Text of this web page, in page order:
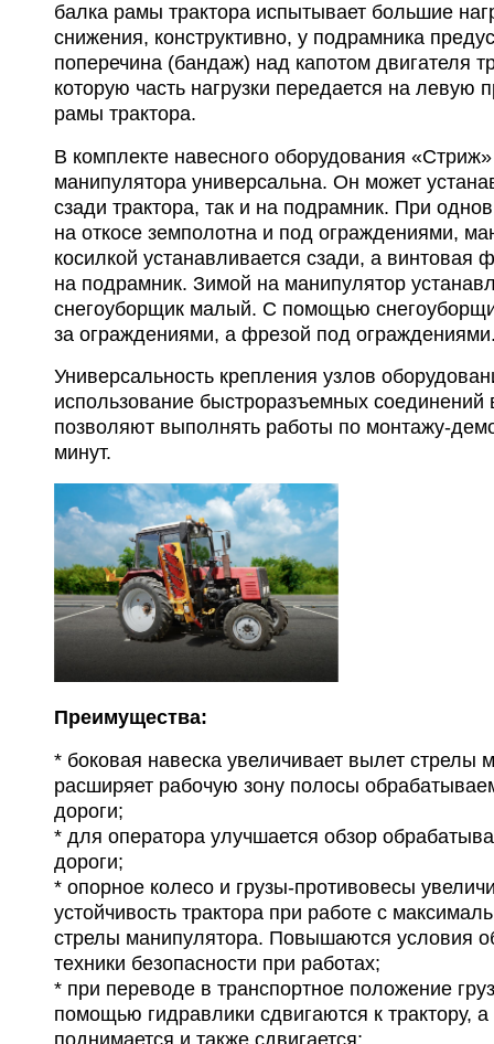
балка рамы трактора испытывает большие
снижения, конструктивно, у подрамника
поперечина (бандаж) над капотом двигателя
которую часть нагрузки передается на левую
рамы трактора.
В комплекте навесного оборудования «Стриж»
манипулятора универсальна. Он может
сзади трактора, так и на подрамник. При
на откосе земполотна и под ограждениями,
косилкой устанавливается сзади, а винтовая
на подрамник. Зимой на манипулятор
снегоуборщик малый. С помощью
за ограждениями, а фрезой под
Универсальность крепления узлов
использование быстроразъемных соединений
позволяют выполнять работы по монтажу-
минут.
Преимущества:
* боковая навеска увеличивает вылет стрелы
расширяет рабочую зону полосы
дороги;
* для оператора улучшается обзор
дороги;
* опорное колесо и грузы-противовесы
устойчивость трактора при работе с
стрелы манипулятора. Повышаются условия
техники безопасности при работах;
* при переводе в транспортное положение
помощью гидравлики сдвигаются к трактору,
поднимается и также сдвигается;